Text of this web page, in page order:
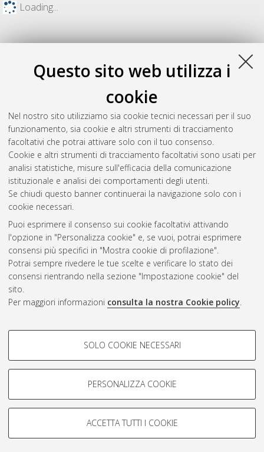
Questo sito web utilizza i
cookie
Nel nostro sito utilizziamo sia cookie tecnici necessari per il suo
funzionamento, sia cookie e altri strumenti di tracciamento
facoltativi che potrai attivare solo con il tuo consenso.
Cookie e altri strumenti di tracciamento facoltativi sono usati per
analisi statistiche, misure sull'efficacia della comunicazione
istituzionale e analisi dei comportamenti degli utenti.
Se chiudi questo banner continuerai la navigazione solo con i
cookie necessari.
Puoi esprimere il consenso sui cookie facoltativi attivando
l'opzione in "Personalizza cookie" e, se vuoi, potrai esprimere
consensi più specifici in "Mostra cookie di profilazione".
Potrai sempre rivedere le tue scelte e verificare lo stato dei
consensi rientrando nella sezione "Impostazione cookie" del
sito.
Per maggiori informazioni consulta la nostra Cookie policy.
COOKIE DI PROFILAZIONE -
Si tratta di cookie utilizzati per analizzare le caratteristiche della
navigazione degli utenti, creare profili in base al loro comportamento
Mostra cookie di profilazione
COOKIE TECNICI - NECESSARI
SOLO COOKIE NECESSARI
PERSONALIZZA COOKIE
ACCETTA TUTTI I COOKIE
Loading...
Gestione del documento:
Atom
Rss 1.0
Rss 2.0
ISSN: 2038-7946
Impostazioni Cookie
Informativa sulla privacy
Condizioni d’uso del sito